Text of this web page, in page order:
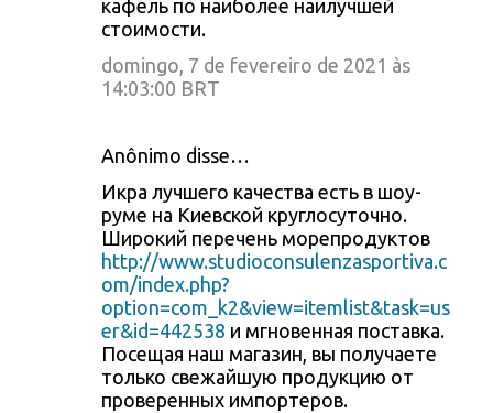
кафель по наиболее наилучшей
стоимости.
domingo, 7 de fevereiro de 2021 às
14:03:00 BRT
Anônimo disse…
Икра лучшего качества есть в шоу-
руме на Киевской круглосуточно.
Широкий перечень морепродуктов
http://www.studioconsulenzasportiva.c
om/index.php?
option=com_k2&view=itemlist&task=us
er&id=442538 и мгновенная поставка.
Посещая наш магазин, вы получаете
только свежайшую продукцию от
проверенных импортеров.